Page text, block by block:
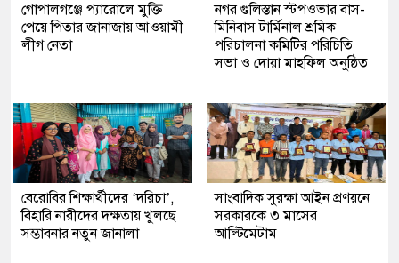
গোপালগঞ্জে প্যারোলে মুক্তি
পেয়ে পিতার জানাজায় আওয়ামী
লীগ নেতা
নগর গুলিস্তান স্টপওভার বাস-
মিনিবাস টার্মিনাল শ্রমিক
পরিচালনা কমিটির পরিচিতি
সভা ও দোয়া মাহফিল অনুষ্ঠিত
বেরোবির শিক্ষার্থীদের ‘দরিচা’,
বিহারি নারীদের দক্ষতায় খুলছে
সম্ভাবনার নতুন জানালা
সাংবাদিক সুরক্ষা আইন প্রণয়নে
সরকারকে ৩ মাসের
আল্টিমেটাম